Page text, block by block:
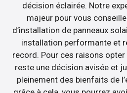
décision éclairée. Notre
majeur pour vous
d’installation de panneaux
installation performante et
record. Pour ces raisons
reste une décision avisée et
pleinement des bienfaits de